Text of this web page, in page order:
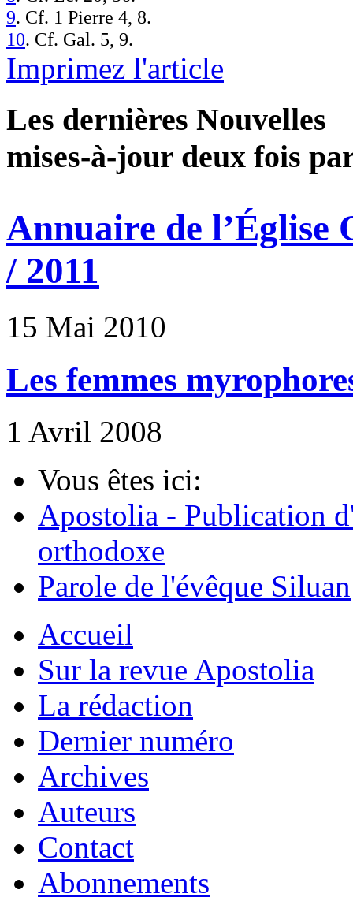
9. Cf. 1 Pierre 4, 8.
10. Cf. Gal. 5, 9.
Imprimez l'article
Les dernières Nouvelles
mises-à-jour deux fois
Annuaire de l’Église
/ 2011
15 Mai 2010
Les femmes
1 Avril 2008
Vous êtes ici:
Apostolia - Publication
orthodoxe
Parole de l'évêque Siluan
Accueil
Sur la revue Apostolia
La rédaction
Dernier numéro
Archives
Auteurs
Contact
Abonnements